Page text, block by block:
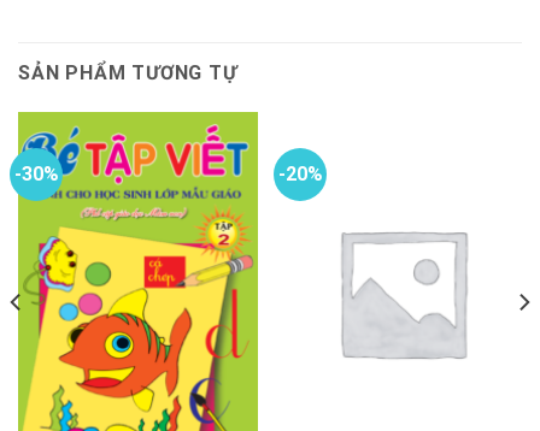
SẢN PHẨM TƯƠNG TỰ
-30% -20%